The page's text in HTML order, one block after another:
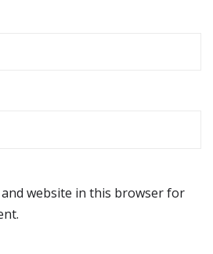
and website in this browser for